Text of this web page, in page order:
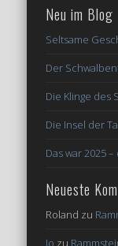
Neu im Blog
Seltsame
Der
Die Klinge des
Die Insel der
Das war 2025
Neueste
Roland zu
Jo zu